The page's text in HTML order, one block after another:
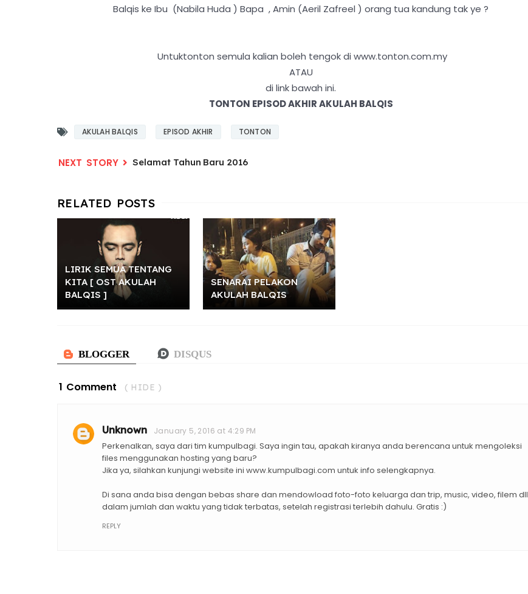
Balqis ke Ibu (Nabila Huda ) Bapa , Amin (Aeril Zafreel ) orang tua kandung tak ye ?
Untuktonton semula kalian boleh tengok di www.tonton.com.my
ATAU
di link bawah ini.
TONTON EPISOD AKHIR AKULAH BALQIS
AKULAH BALQIS EPISOD AKHIR TONTON
Selamat Tahun Baru 2016
LIRIK SEMUA TENTANG
KITA [ OST AKULAH
BALQIS ]
SENARAI PELAKON
AKULAH BALQIS
1 Comment ( HIDE )
Unknown January 5, 2016 at 4:29 PM
Perkenalkan, saya dari tim kumpulbagi. Saya ingin tau, apakah kiranya anda berencana untuk mengoleksi
files menggunakan hosting yang baru?
Jika ya, silahkan kunjungi website ini www.kumpulbagi.com untuk info selengkapnya.
Di sana anda bisa dengan bebas share dan mendowload foto-foto keluarga dan trip, music, video, filem dll
dalam jumlah dan waktu yang tidak terbatas, setelah registrasi terlebih dahulu. Gratis :)
REPLY